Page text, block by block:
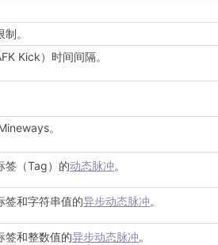
。
Kick）时间间隔。
。
签（Tag）的动态脉冲。
签和字符串值的异步动态脉冲。
签和整数值的异步动态脉冲。